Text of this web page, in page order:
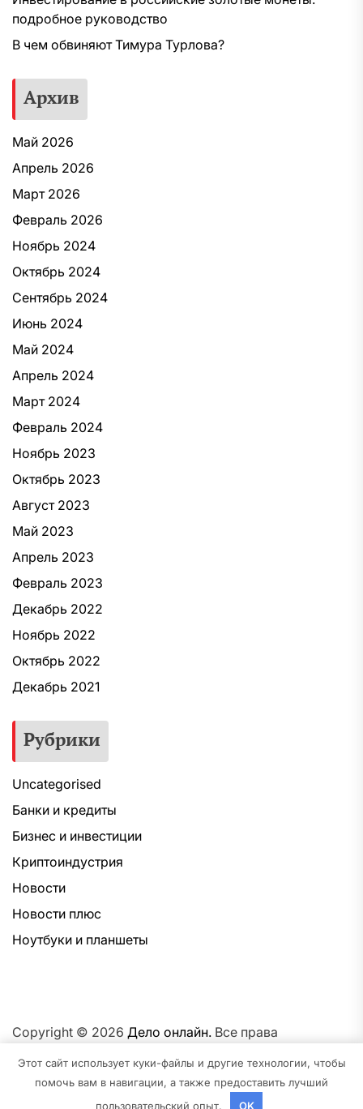
подробное руководство
В чем обвиняют Тимура Турлова?
Архив
Май 2026
Апрель 2026
Март 2026
Февраль 2026
Ноябрь 2024
Октябрь 2024
Сентябрь 2024
Июнь 2024
Май 2024
Апрель 2024
Март 2024
Февраль 2024
Ноябрь 2023
Октябрь 2023
Август 2023
Май 2023
Апрель 2023
Февраль 2023
Декабрь 2022
Ноябрь 2022
Октябрь 2022
Декабрь 2021
Рубрики
Uncategorised
Банки и кредиты
Бизнес и инвестиции
Криптоиндустрия
Новости
Новости плюс
Ноутбуки и планшеты
Copyright © 2026 Дело онлайн. Все права
платформеWordPress.
Этот сайт использует куки-файлы и другие технологии, чтобы
помочь вам в навигации, а также предоставить лучший
пользовательский опыт.
OK